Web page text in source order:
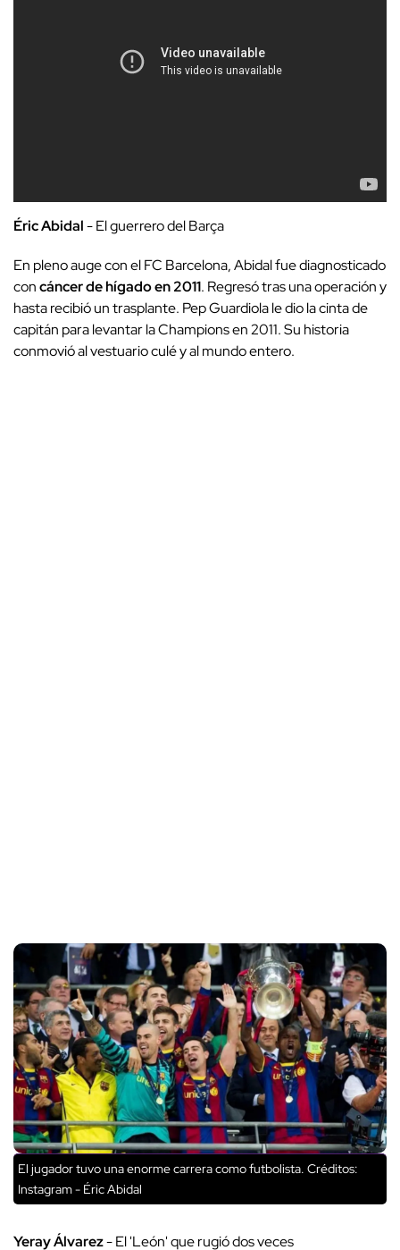
Éric Abidal- El guerrero del Barça
En pleno auge con el FC Barcelona, Abidal fue diagnosticado
concáncer de hígado en 2011. Regresó tras una operación y
hasta recibió un trasplante. Pep Guardiola le dio la cinta de
capitán para levantar la Champions en 2011. Su historia
conmovió al vestuario culé y al mundo entero.
El jugador tuvo una enorme carrera como futbolista. Créditos:
Instagram - Éric Abidal
Yeray Álvarez- El 'León' que rugió dos veces